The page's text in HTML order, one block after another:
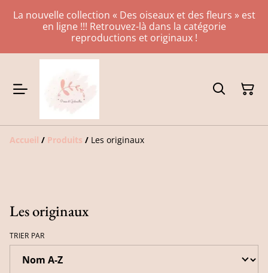
La nouvelle collection « Des oiseaux et des fleurs » est
en ligne !!! Retrouvez-là dans la catégorie
reproductions et originaux !
Accueil / Produits / Les originaux
Les originaux
TRIER PAR